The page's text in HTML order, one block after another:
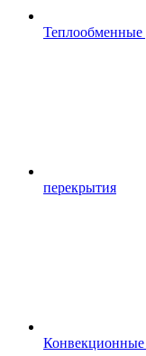
Теплообменные
перекрытия
Конвекционные